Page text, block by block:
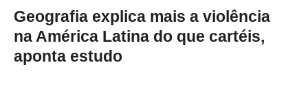
Geografia explica mais a violência
na América Latina do que cartéis,
aponta estudo